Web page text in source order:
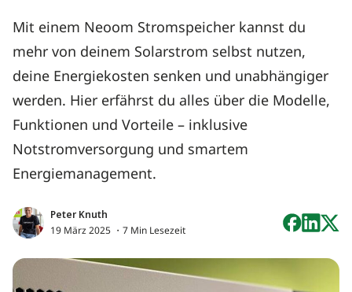
Mit einem Neoom Stromspeicher kannst du
mehr von deinem Solarstrom selbst nutzen,
deine Energiekosten senken und unabhängiger
werden. Hier erfährst du alles über die Modelle,
Funktionen und Vorteile – inklusive
Notstromversorgung und smartem
Energiemanagement.
Peter Knuth
19 März 2025 ・7 Min Lesezeit